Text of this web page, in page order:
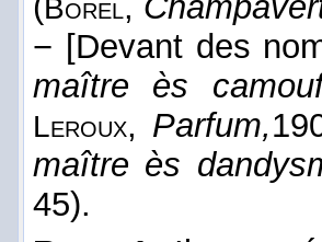
Borel
− [Devant des
maître ès
Leroux, Parfum,
maître ès
45).